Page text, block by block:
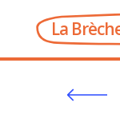
Hit enter to
La